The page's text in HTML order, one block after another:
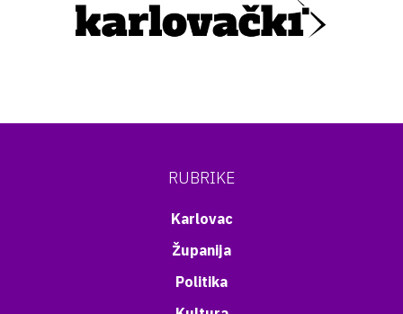
RUBRIKE
Karlovac
Županija
Politika